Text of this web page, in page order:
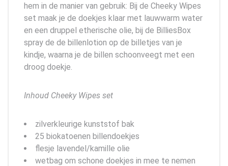
hem in de manier van gebruik: Bij de Cheeky Wipes
set maak je de doekjes klaar met lauwwarm water
en een druppel etherische olie, bij de BilliesBox
spray de de billenlotion op de billetjes van je
kindje, waarna je de billen schoonveegt met een
droog doekje.
Inhoud Cheeky Wipes set
zilverkleurige kunststof bak
25 biokatoenen billendoekjes
flesje lavendel/kamille olie
wetbag om schone doekjes in mee te nemen